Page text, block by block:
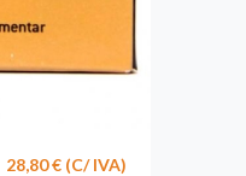
28,80 € (C/ IVA)